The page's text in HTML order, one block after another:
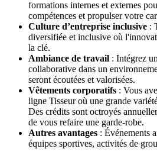
formations internes et externes
compétences et propulser votre
Culture d’entreprise inclusive :
diversifiée et inclusive où
la clé.
Ambiance de travail : Intégrez
collaborative dans un
seront écoutées et valorisées.
Vêtements corporatifs : Vous
ligne Tisseur où une grande
Des crédits sont octroyés
de vous refaire une garde-robe.
Autres avantages : Événements
équipes sportives, activités de